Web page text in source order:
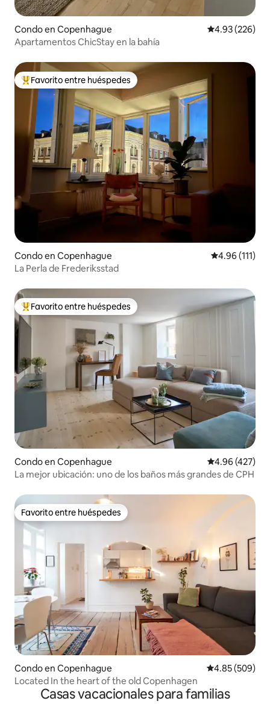
Condo en Copenhague Calificación
4.93 (226)
Apartamentos ChicStay en la bahía
Favorito entre huéspedes preferido
Favorito entre huéspedes
Condo en Copenhague Calificación
4.96 (111)
La Perla de Frederiksstad
Favorito entre huéspedes preferido
Favorito entre huéspedes
Condo en Copenhague Calificación
4.96 (427)
La mejor ubicación: uno de los baños más grandes de CPH
Favorito entre huéspedes
Favorito entre huéspedes
Condo en Copenhague Calificación
4.85 (509)
Located In the heart of the old Copenhagen
Casas vacacionales para familias